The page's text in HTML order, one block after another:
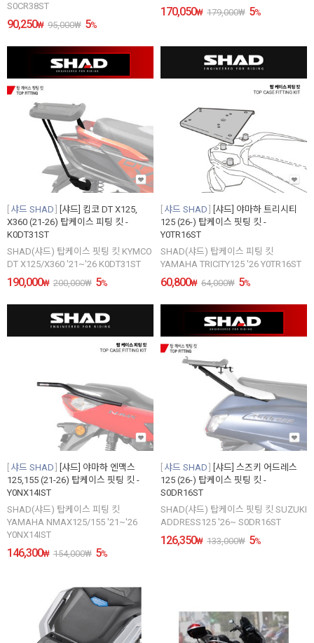
S0CR38ST
90,250₩ 95,000₩ 5%
170,050₩ 179,000₩ 5%
샤드 SHAD
[샤드] 킴코 DT X125,
X360 (21-26) 탑케이스 피팅 킷 -
K0DT31ST
SHAD(샤드) 탑케이스 핏팅 킷 KYMCO
DT X125/X360 '21~'26 K0DT31ST
190,000₩ 200,000₩ 5%
샤드 SHAD
[샤드] 야마하 트리시티
125 (26-) 탑케이스 핏팅 킷 -
Y0TR16ST
SHAD(샤드) 탑케이스 피팅 킷
YAMAHA TRICITY125 '26 Y0TR16ST
60,800₩ 64,000₩ 5%
샤드 SHAD
[샤드] 야마하 엔맥스
125,155 (21-26) 탑케이스 핏팅 킷 -
Y0NX14IST
SHAD(샤드) 탑케이스 피팅 킷
YAMAHA NMAX125/155 '21~'26
Y0NX14IST
146,300₩ 154,000₩ 5%
샤드 SHAD
[샤드] 스즈키 어드레스
125 (26-) 탑케이스 핏팅 킷 -
S0DR16ST
SHAD(샤드) 탑케이스 핏팅 킷 SUZUKI
ADDRESS125 '26~ S0DR16ST
126,350₩ 133,000₩ 5%